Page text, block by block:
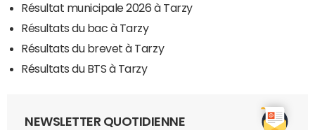
Résultat municipale 2026 à Tarzy
Résultats du bac à Tarzy
Résultats du brevet à Tarzy
Résultats du BTS à Tarzy
NEWSLETTER QUOTIDIENNE